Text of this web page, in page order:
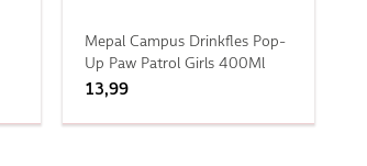
Mepal Campus Drinkfles Pop-
Up Paw Patrol Girls 400Ml
13,99